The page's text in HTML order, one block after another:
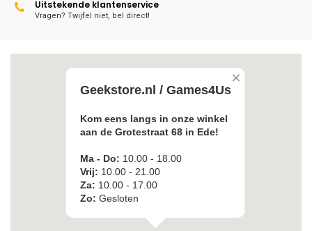
Uitstekende klantenservice
Vragen? Twijfel niet, bel direct!